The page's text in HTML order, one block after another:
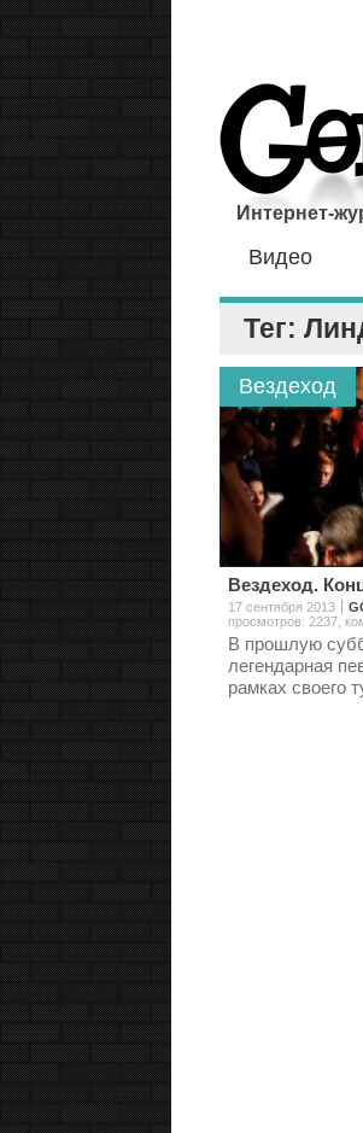
Интернет-
Видео
Тег:
Вездеход
Вездеход.
17 сентября 2013
просмотров: 2237
В прошлую
легендарная
рамках своего